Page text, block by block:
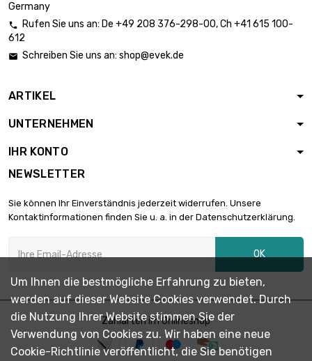
Germany
 Rufen Sie uns an: De +49 208 376-298-00, Ch +41 615 100-
612
 Schreiben Sie uns an: shop@evek.de
ARTIKEL
UNTERNEHMEN
IHR KONTO
NEWSLETTER
Sie können Ihr Einverständnis jederzeit widerrufen. Unsere
Kontaktinformationen finden Sie u. a. in der Datenschutzerklärung.
OK
Zahlarten im Onlineshop
Um Ihnen die bestmögliche Erfahrung zu bieten,
werden auf dieser Website Cookies verwendet. Durch
die Nutzung Ihrer Website stimmen Sie der
Verwendung von Cookies zu. Wir haben eine neue
Cookie-Richtlinie veröffentlicht, die Sie benötigen